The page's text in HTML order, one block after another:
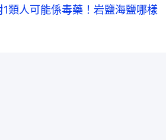
類人可能係毒藥！岩鹽海鹽哪樣